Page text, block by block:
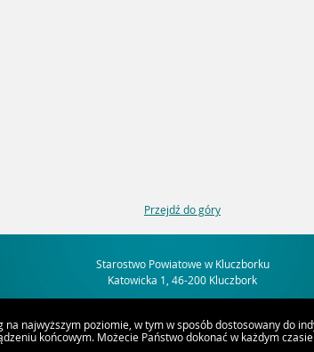
Przejdź do góry
Starostwo Powiatowe w Kluczborku
Katowicka 1, 46-200 Kluczbork
najwyższym poziomie, w tym w sposób dostosowany do
końcowym. Możecie Państwo dokonać w każdym